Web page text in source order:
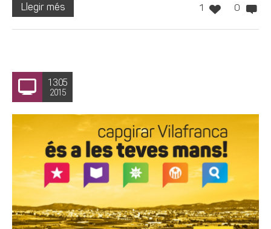
1 0
Llegir més
13.05
2015